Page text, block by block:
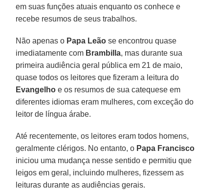
em suas funções atuais enquanto os conhece e
recebe resumos de seus trabalhos.
Não apenas o Papa Leão se encontrou quase
imediatamente com Brambilla, mas durante sua
primeira audiência geral pública em 21 de maio,
quase todos os leitores que fizeram a leitura do
Evangelho e os resumos de sua catequese em
diferentes idiomas eram mulheres, com exceção do
leitor de língua árabe.
Até recentemente, os leitores eram todos homens,
geralmente clérigos. No entanto, o Papa Francisco
iniciou uma mudança nesse sentido e permitiu que
leigos em geral, incluindo mulheres, fizessem as
leituras durante as audiências gerais.